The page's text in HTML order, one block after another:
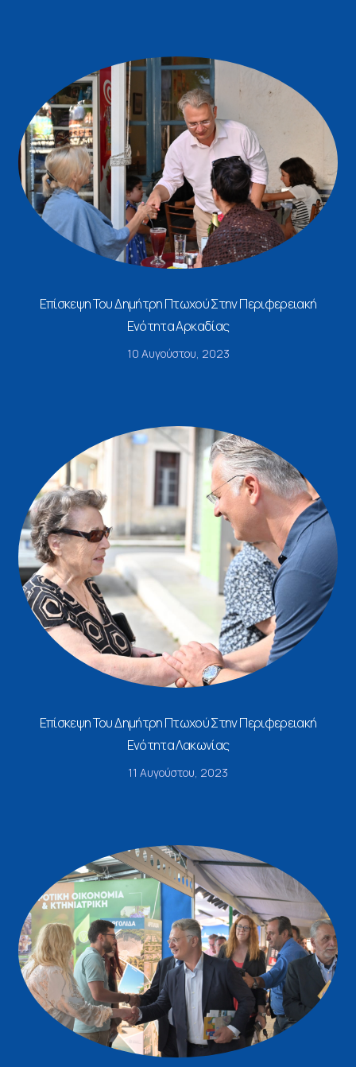
Επίσκεψη Του Δημήτρη Πτωχού Στην Περιφερειακή
Ενότητα Αρκαδίας
10 Αυγούστου, 2023
Επίσκεψη Του Δημήτρη Πτωχού Στην Περιφερειακή
Ενότητα Λακωνίας
11 Αυγούστου, 2023